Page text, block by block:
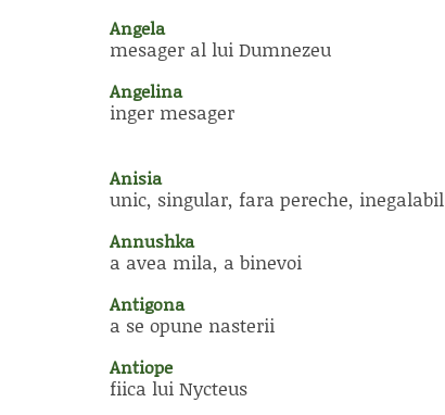
Angela
mesager al lui Dumnezeu
Angelina
inger mesager
Anisia
unic, singular, fara pereche, inegalabil
Annushka
a avea mila, a binevoi
Antigona
a se opune nasterii
Antiope
fiica lui Nycteus